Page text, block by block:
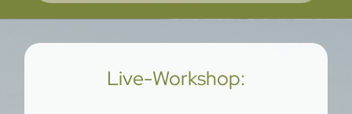
Live-Workshop: